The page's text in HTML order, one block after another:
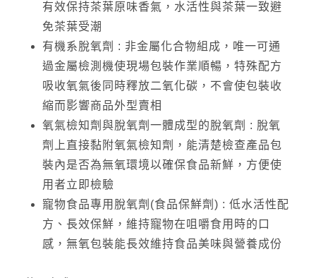
有效保持茶葉原味香氣，水活性與茶葉一致避
免茶葉受潮
有機系脫氧劑 : 非金屬化合物組成，唯一可通
過金屬檢測機使現場包裝作業順暢，特殊配方
吸收氧氣後同時釋放二氧化碳，不會使包裝收
縮而影響商品外型賣相
氧氣檢知劑與脫氧劑一體成型的脫氧劑 : 脫氧
劑上直接黏附氧氣檢知劑，能清楚檢查產品包
裝內是否為無氧環境以確保食品新鮮，方便使
用者立即檢驗
寵物食品專用脫氧劑(食品保鮮劑) : 低水活性配
方、長效保鮮，維持寵物在咀嚼食用時的口
感，無氧包裝能長效維持食品美味與營養成份